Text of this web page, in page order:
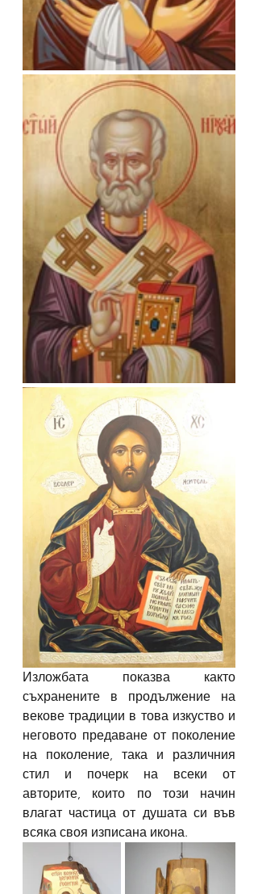
Изложбата показва както
съхранените в продължение на
векове традиции в това изкуство и
неговото предаване от поколение
на поколение, така и различния
стил и почерк на всеки от
авторите, които по този начин
влагат частица от душата си във
всяка своя изписана икона.